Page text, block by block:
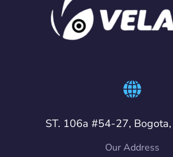
ST. 106a #54-27,
Our Address